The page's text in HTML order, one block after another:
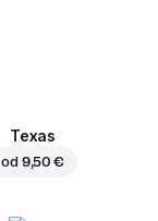
Texas
od 9,50 €